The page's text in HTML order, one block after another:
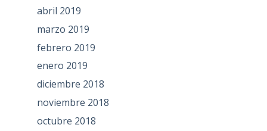
abril 2019
marzo 2019
febrero 2019
enero 2019
diciembre 2018
noviembre 2018
octubre 2018